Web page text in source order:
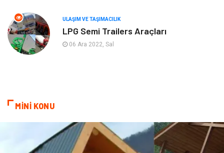
Ambalaj Eğlence
Pazarlama
televizyon
ULAŞIM VE TAŞIMACILIK
LPG Semi Trailers Araçları
06 Ara 2022, Sal
MİNİ KONU